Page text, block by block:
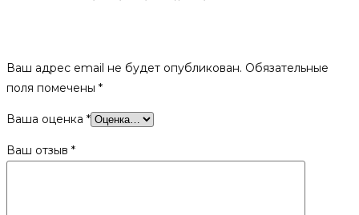
Ваш адрес email не будет опубликован. Обязательные
поля помечены *
Ваша оценка *
Ваш отзыв *